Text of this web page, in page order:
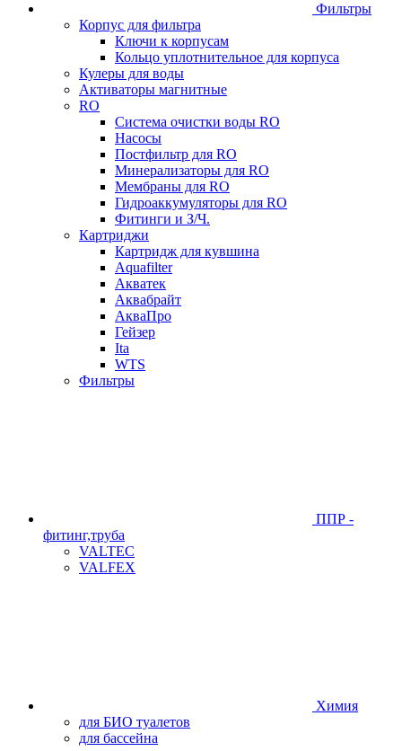
Фильтры
Корпус для фильтра
Ключи к корпусам
Кольцо уплотнительное для корпуса
Кулеры для воды
Активаторы магнитные
RO
Система очистки воды RO
Насосы
Постфильтр для RO
Минерализаторы для RO
Мембраны для RO
Гидроаккумуляторы для RO
Фитинги и З/Ч.
Картриджи
Картридж для кувшина
Aquafilter
Акватек
Аквабрайт
АкваПро
Гейзер
Ita
WTS
Фильтры
ППР -
фитинг,труба
VALTEC
VALFEX
Химия
для БИО туалетов
для бассейна